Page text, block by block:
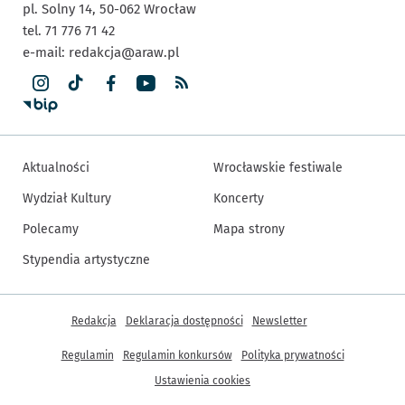
pl. Solny 14, 50-062 Wrocław
tel. 71 776 71 42
e-mail: redakcja@araw.pl
Aktualności
Wydział Kultury
Polecamy
Stypendia artystyczne
Wrocławskie festiwale
Koncerty
Mapa strony
Inne informacje
Redakcja Deklaracja dostępności Newsletter
Regulamin Regulamin konkursów
Polityka prywatności
Ustawienia cookies